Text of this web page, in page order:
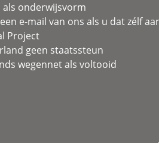
als onderwijsvorm
e-mail van ons als u dat zélf
Project
geen staatssteun
wegennet als voltooid